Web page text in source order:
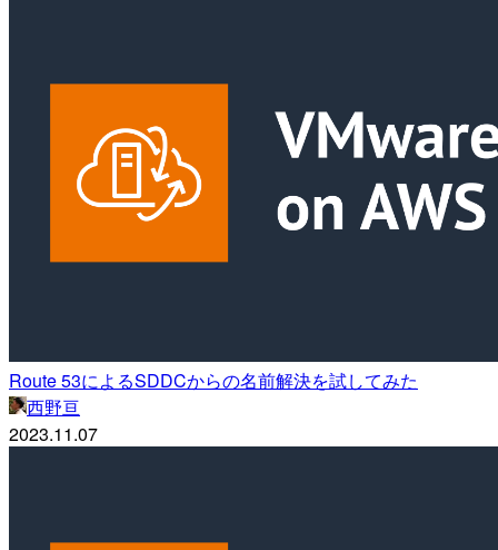
Route 53によるSDDCからの名前解決を試してみた
西野亘
2023.11.07